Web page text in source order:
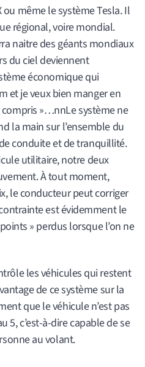
ou même le système Tesla. Il
régional, voire mondial.
naitre des géants mondiaux
du ciel deviennent
économique qui
et je veux bien manger en
»…nnLe système ne
la main sur l’ensemble du
conduite et de tranquillité.
utilitaire, notre deux
À tout moment,
le conducteur peut corriger
est évidemment le
» perdus lorsque l’on ne
les véhicules qui restent
de ce système sur la
que le véhicule n’est pas
c’est-à-dire capable de se
au volant.